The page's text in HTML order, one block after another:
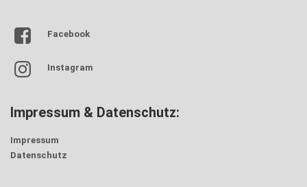
Facebook
Instagram
Impressum & Datenschutz:
Impressum
Datenschutz